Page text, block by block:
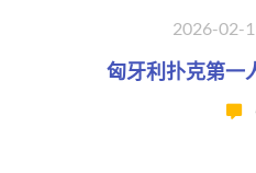
2026-02-
匈牙利扑克第一